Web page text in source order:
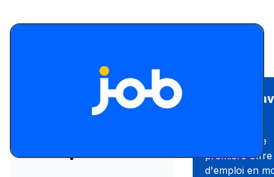
Présentation
Recruter
Publiez votre
première offre
d'emploi en